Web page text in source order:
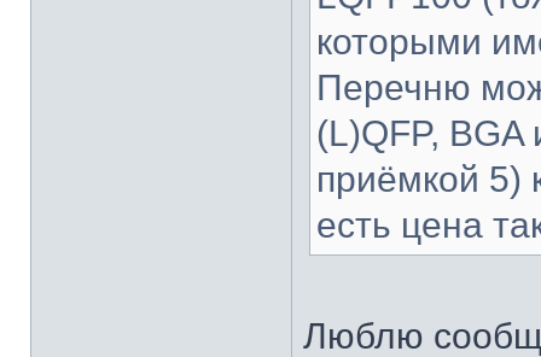
которыми
Перечню
(L)QFP, BGA
приёмкой 5)
есть цена
Люблю